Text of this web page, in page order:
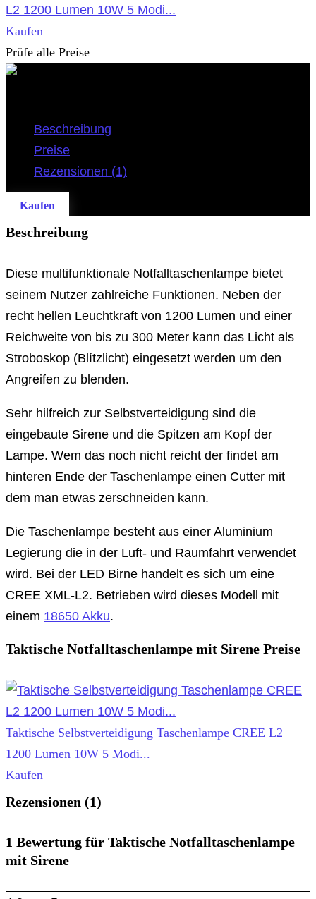
Kaufen
Prüfe alle Preise
Beschreibung
Preise
Rezensionen (1)
Kaufen
Beschreibung
Diese multifunktionale Notfalltaschenlampe bietet
seinem Nutzer zahlreiche Funktionen. Neben der
recht hellen Leuchtkraft von 1200 Lumen und einer
Reichweite von bis zu 300 Meter kann das Licht als
Stroboskop (Blítzlicht) eingesetzt werden um den
Angreifen zu blenden.
Sehr hilfreich zur Selbstverteidigung sind die
eingebaute Sirene und die Spitzen am Kopf der
Lampe. Wem das noch nicht reicht der findet am
hinteren Ende der Taschenlampe einen Cutter mit
dem man etwas zerschneiden kann.
Die Taschenlampe besteht aus einer Aluminium
Legierung die in der Luft- und Raumfahrt verwendet
wird. Bei der LED Birne handelt es sich um eine
CREE XML-L2. Betrieben wird dieses Modell mit
einem 18650 Akku.
Taktische Notfalltaschenlampe mit Sirene Preise
Taktische Selbstverteidigung Taschenlampe CREE L2
1200 Lumen 10W 5 Modi...
Kaufen
Rezensionen (1)
1 Bewertung für Taktische Notfalltaschenlampe
mit Sirene